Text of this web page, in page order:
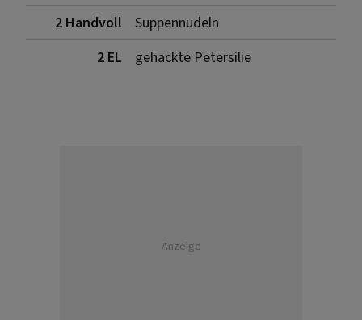
2 Handvoll
Suppennudeln
2 EL
gehackte Petersilie
Anzeige